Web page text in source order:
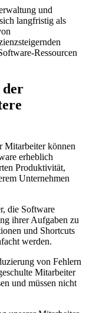
und
langfristig als
Ressourcen
‌der
Mitarbeiter können
erheblich
Produktivität,‍
Unternehmen
die Software
ihrer ‌Aufgaben⁢ zu
und Shortcuts
​werden.
von Fehlern
‍Mitarbeiter
und müssen nicht